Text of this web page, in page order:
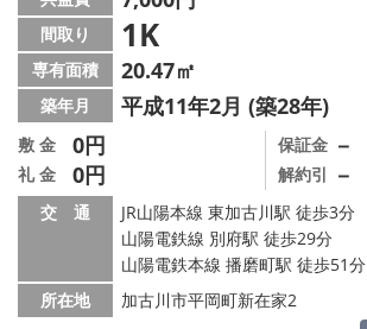
間取り 1K
専有面積 20.47㎡
築年月 平成11年2月 (築28年)
敷 金 0円
礼 金 0円
保証金 －
解約引 －
交 通
JR山陽本線 東加古川駅 徒歩3分
山陽電鉄線 別府駅 徒歩29分
山陽電鉄本線 播磨町駅 徒歩51分
所在地
加古川市平岡町新在家2